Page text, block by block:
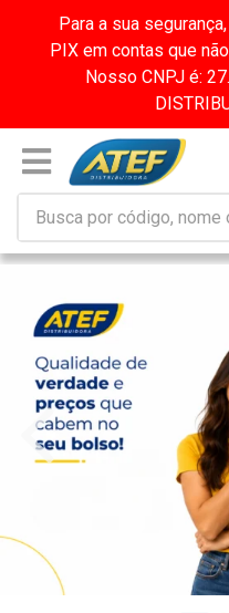
Para a sua
PIX em contas que
Nosso CNPJ é: